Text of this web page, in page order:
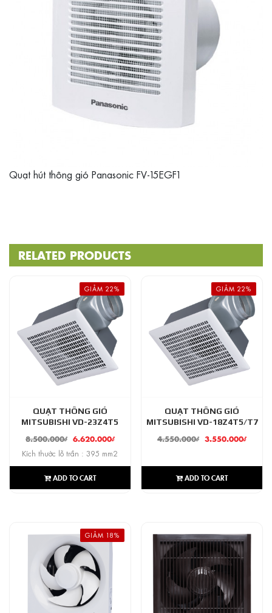
Quạt hút thông gió Panasonic FV-15EGF1
RELATED PRODUCTS
GIẢM 22%
QUẠT THÔNG GIÓ
MITSUBISHI VD-23Z4T5
8.500.000₫ 6.620.000₫
Kích thước lỗ trần : 395 mm2
ADD TO CART
GIẢM 22%
QUẠT THÔNG GIÓ
MITSUBISHI VD-18Z4T5/T7
4.550.000₫ 3.550.000₫
ADD TO CART
GIẢM 18%